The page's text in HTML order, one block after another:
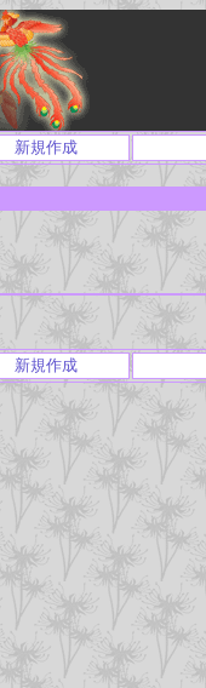
新規作成
新規作成